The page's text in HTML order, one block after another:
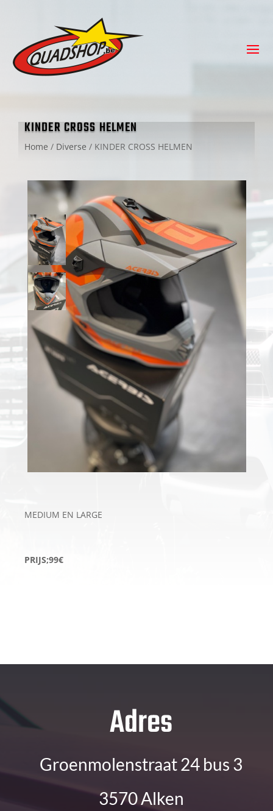
KINDER CROSS HELMEN
Home / Diverse / KINDER CROSS HELMEN
MEDIUM EN LARGE
PRIJS;99€
Adres
Groenmolenstraat 24 bus 3
3570 Alken